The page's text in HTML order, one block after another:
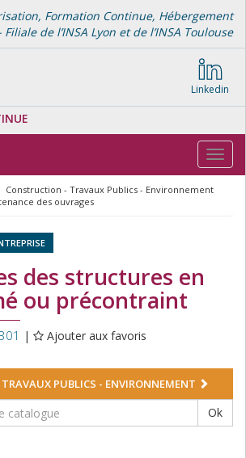
Formation Continue, Hébergement
de l’INSA Lyon et de l’INSA Toulouse
Linkedin
Construction - Travaux Publics - Environnement
des ouvrages
des structures en
ou précontraint
| Ajouter aux favoris
PUBLICS - ENVIRONNEMENT
Ok